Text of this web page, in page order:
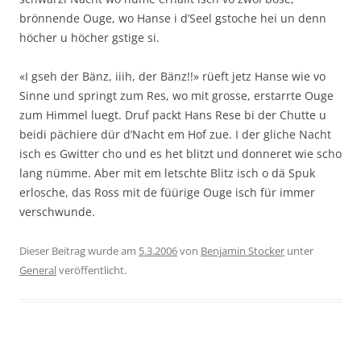
brönnende Ouge, wo Hanse i d’Seel gstoche hei un denn
höcher u höcher gstige si.
«I gseh der Bänz, iiih, der Bänz!!» rüeft jetz Hanse wie vo
Sinne und springt zum Res, wo mit grosse, erstarrte Ouge
zum Himmel luegt. Druf packt Hans Rese bi der Chutte u
beidi pächiere dür d’Nacht em Hof zue. I der gliche Nacht
isch es Gwitter cho und es het blitzt und donneret wie scho
lang nümme. Aber mit em letschte Blitz isch o dä Spuk
erlosche, das Ross mit de füürige Ouge isch für immer
verschwunde.
Dieser Beitrag wurde am 5.3.2006von Benjamin Stocker unter
Generalveröffentlicht.